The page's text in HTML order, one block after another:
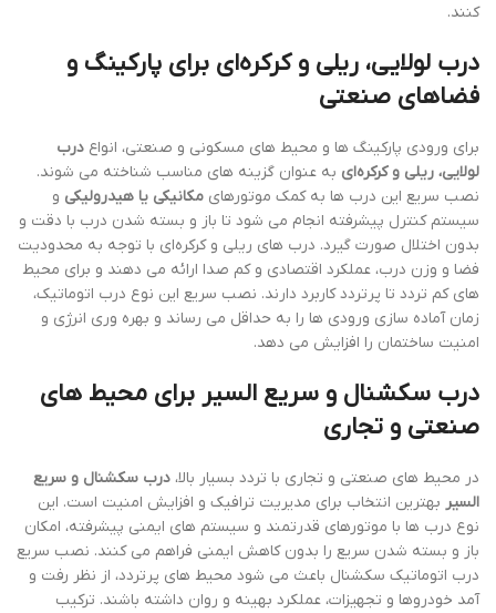
کنند.
درب لولایی، ریلی و کرکره‌ای برای پارکینگ و
فضاهای صنعتی
برای ورودی پارکینگ ها و محیط های مسکونی و صنعتی، انواع درب
لولایی، ریلی و کرکره‌ای به عنوان گزینه های مناسب شناخته می شوند.
نصب سریع این درب ها به کمک موتورهای مکانیکی یا هیدرولیکی و
سیستم کنترل پیشرفته انجام می شود تا باز و بسته شدن درب با دقت و
بدون اختلال صورت گیرد. درب های ریلی و کرکره‌ای با توجه به محدودیت
فضا و وزن درب، عملکرد اقتصادی و کم صدا ارائه می دهند و برای محیط
های کم تردد تا پرتردد کاربرد دارند. نصب سریع این نوع درب اتوماتیک،
زمان آماده سازی ورودی ها را به حداقل می رساند و بهره وری انرژی و
امنیت ساختمان را افزایش می دهد.
درب سکشنال و سریع السیر برای محیط های
صنعتی و تجاری
در محیط های صنعتی و تجاری با تردد بسیار بالا، درب سکشنال و سریع
السیر بهترین انتخاب برای مدیریت ترافیک و افزایش امنیت است. این
نوع درب ها با موتورهای قدرتمند و سیستم های ایمنی پیشرفته، امکان
باز و بسته شدن سریع را بدون کاهش ایمنی فراهم می کنند. نصب سریع
درب اتوماتیک سکشنال باعث می شود محیط های پرتردد، از نظر رفت و
آمد خودروها و تجهیزات، عملکرد بهینه و روان داشته باشند. ترکیب